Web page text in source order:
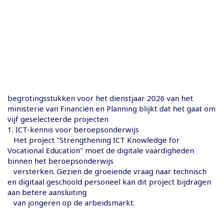
begrotingsstukken voor het dienstjaar 2026 van het
ministerie van Financiën en Planning blijkt dat het gaat om
vijf geselecteerde projecten
1. ICT-kennis voor beroepsonderwijs
Het project "Strengthening ICT Knowledge for
Vocational Education" moet de digitale vaardigheden
binnen het beroepsonderwijs
versterken. Gezien de groeiende vraag naar technisch
en digitaal geschoold personeel kan dit project bijdragen
aan betere aansluiting
van jongeren op de arbeidsmarkt.